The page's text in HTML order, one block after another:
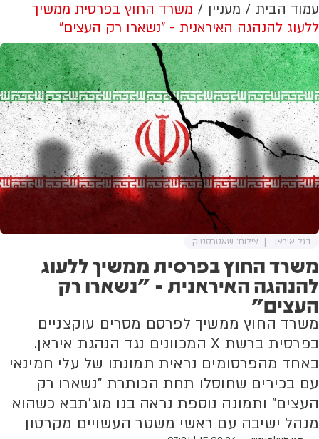
עמוד הבית מעניין
משרד החוץ בפרסית ממשיך
ללעוג להנהגה האיראנית - "נשארו רק העצים"
משרד החוץ בפרסית ממשיך ללעוג
להנהגה האיראנית - "נשארו רק
העצים"
משרד החוץ ממשיך לפרסם מסרים עוקצניים
בפרסית ברשת X המכוונים נגד הנהגת איראן.
באחד מהפרסומים נראית תמונתו של עלי חמינאי
עם בכירים שחוסלו תחת הכותרת "נשארו רק
העצים" ותמונה נוספת נראה בנו מוג'תבא כשהוא
מנהל ישיבה עם ראשי משטר העשויים מקרטון
דגל איראן צילום: שאטרסטוק